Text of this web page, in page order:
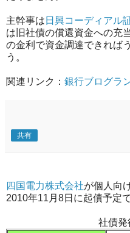
主幹事は 日興コーディアル
は旧社債の償還資金への充
の金利で資金調達できれば
う。
関連リンク： 銀行ブログラ
共有
四国電力株式会社が個人向
2010年11月8日に起債予定で
社債発